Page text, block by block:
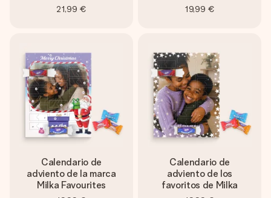
21,99 € 19,99 €
Calendario de
adviento de la marca
Milka Favourites
Calendario de
adviento de los
favoritos de Milka